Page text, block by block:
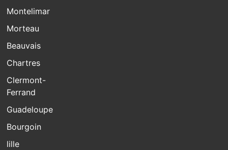
Montelimar
Morteau
Beauvais
Chartres
Clermont-
Ferrand
Guadeloupe
Bourgoin
lille